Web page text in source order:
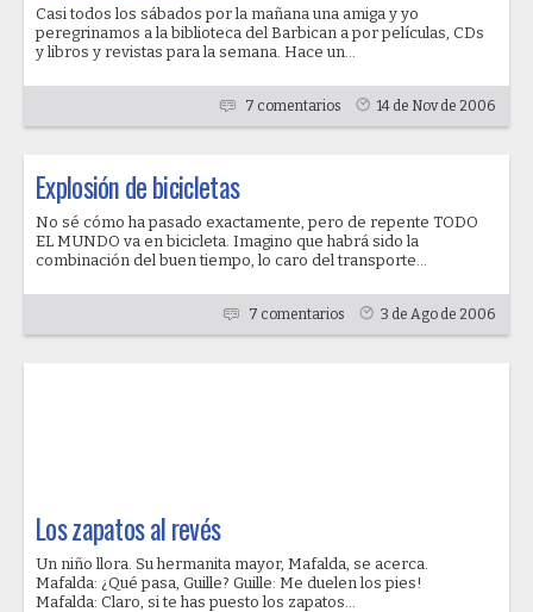
Casi todos los sábados por la mañana una amiga y yo
peregrinamos a la biblioteca del Barbican a por películas, CDs
y libros y revistas para la semana. Hace un...
7 comentarios 14 de Nov de 2006
Explosión de bicicletas
No sé cómo ha pasado exactamente, pero de repente TODO
EL MUNDO va en bicicleta. Imagino que habrá sido la
combinación del buen tiempo, lo caro del transporte...
7 comentarios 3 de Ago de 2006
Los zapatos al revés
Un niño llora. Su hermanita mayor, Mafalda, se acerca.
Mafalda: ¿Qué pasa, Guille? Guille: Me duelen los pies!
Mafalda: Claro, si te has puesto los zapatos...